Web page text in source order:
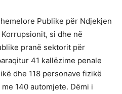
Publike për Ndjekjen
si dhe në
pranë sektorit për
41 kallëzime penale
dhe 118 personave fizikë
140 automjete. Dëmi i